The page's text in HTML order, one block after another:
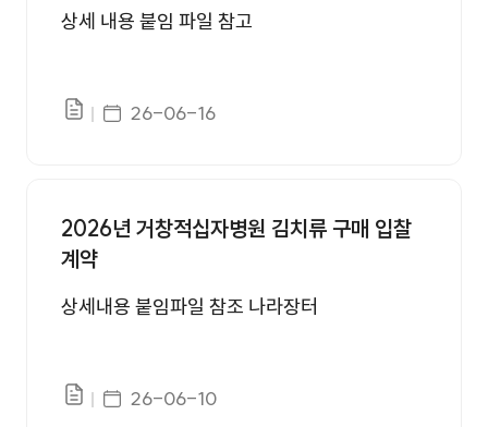
상세 내용 붙임 파일 참고
파일있음게시일자
26-06-16
2026년 거창적십자병원 김치류 구매 입찰
계약
상세내용 붙임파일 참조 나라장터
파일있음게시일자
26-06-10